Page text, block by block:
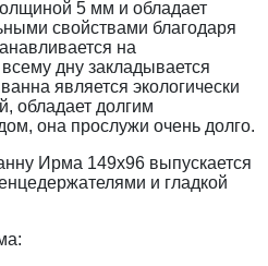
5 мм и обладает
свойствами благодаря
на
дну закладывается
является экологически
обладает долгим
она прослужи очень долго.
Ирма 149х96 выпускается
и гладкой